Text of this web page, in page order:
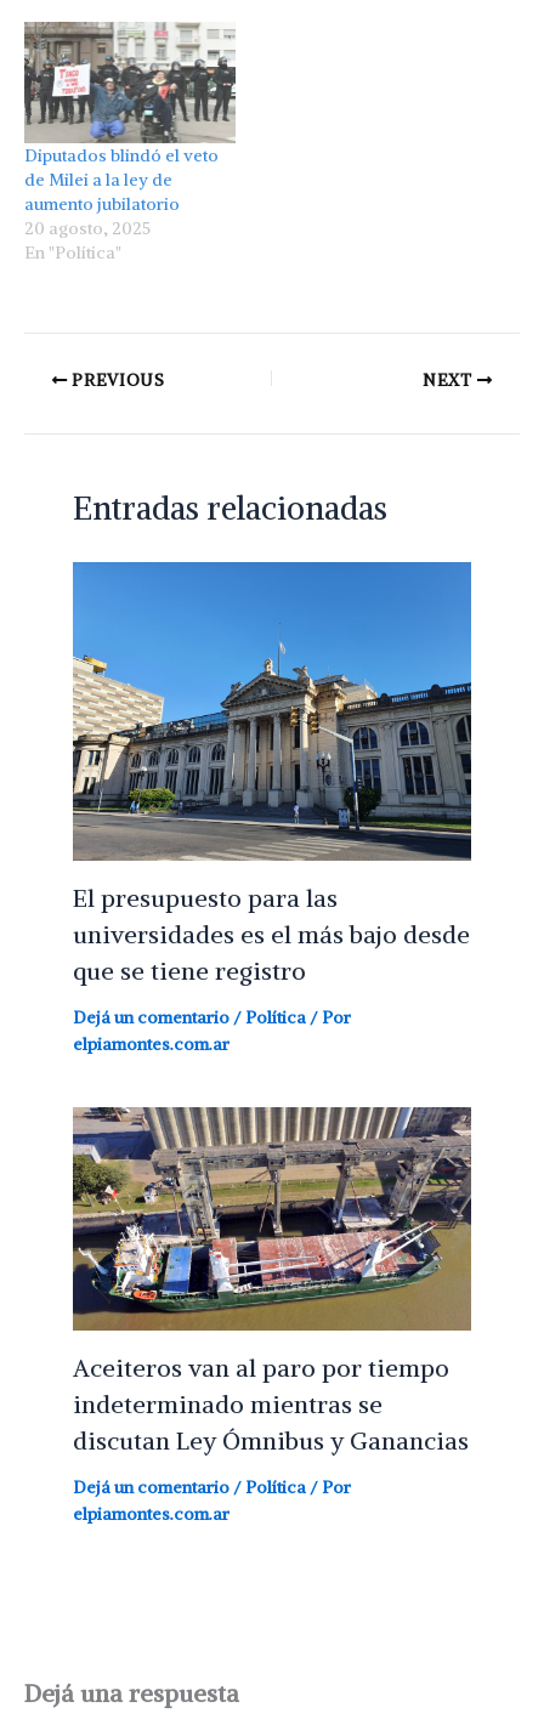
Diputados blindó el veto
de Milei a la ley de
aumento jubilatorio
20 agosto, 2025
En "Política"
PREVIOUS NEXT
Entradas relacionadas
El presupuesto para las
universidades es el más bajo desde
que se tiene registro
Dejá un comentario /Política / Por
elpiamontes.com.ar
Aceiteros van al paro por tiempo
indeterminado mientras se
discutan Ley Ómnibus y Ganancias
Dejá un comentario /Política / Por
elpiamontes.com.ar
Dejá una respuesta